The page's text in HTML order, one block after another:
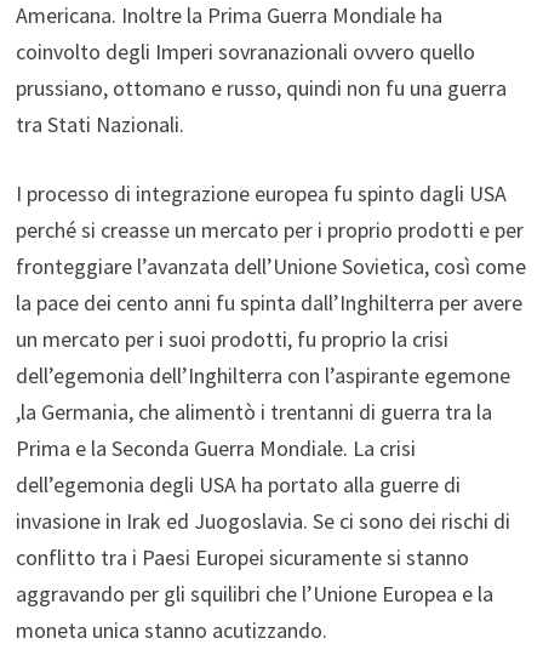
Americana. Inoltre la Prima Guerra Mondiale ha
coinvolto degli Imperi sovranazionali ovvero quello
prussiano, ottomano e russo, quindi non fu una guerra
tra Stati Nazionali.
I processo di integrazione europea fu spinto dagli USA
perché si creasse un mercato per i proprio prodotti e per
fronteggiare l’avanzata dell’Unione Sovietica, così come
la pace dei cento anni fu spinta dall’Inghilterra per avere
un mercato per i suoi prodotti, fu proprio la crisi
dell’egemonia dell’Inghilterra con l’aspirante egemone
,la Germania, che alimentò i trentanni di guerra tra la
Prima e la Seconda Guerra Mondiale. La crisi
dell’egemonia degli USA ha portato alla guerre di
invasione in Irak ed Juogoslavia. Se ci sono dei rischi di
conflitto tra i Paesi Europei sicuramente si stanno
aggravando per gli squilibri che l’Unione Europea e la
moneta unica stanno acutizzando.